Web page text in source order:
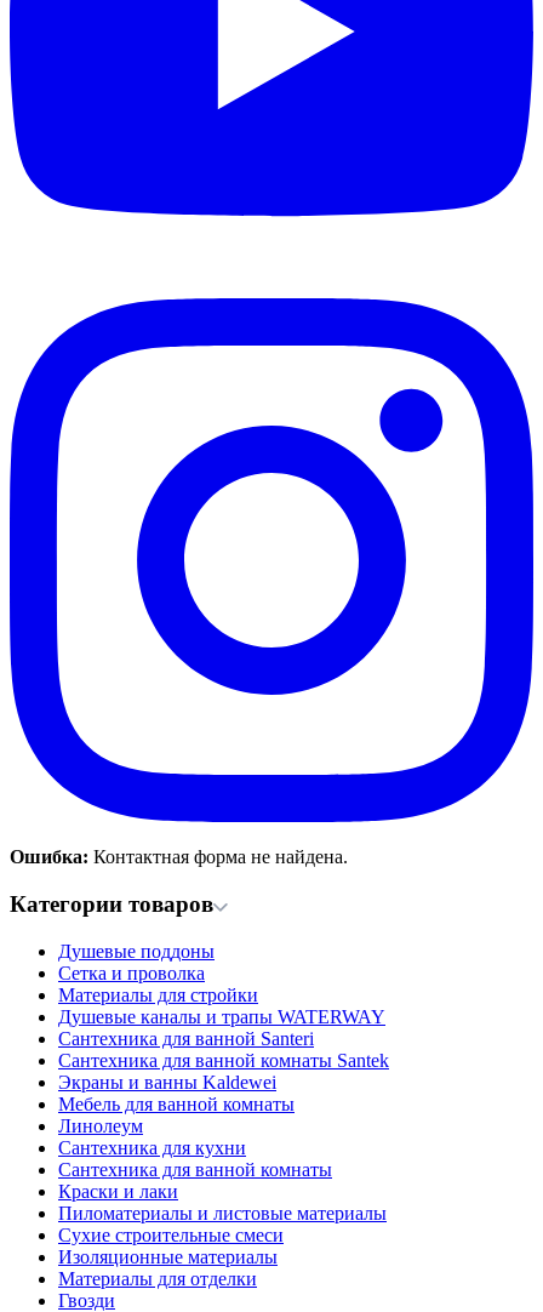
Ошибка: Контактная форма не найдена.
Категории товаров
Душевые поддоны
Сетка и проволка
Материалы для стройки
Душевые каналы и трапы WATERWAY
Сантехника для ванной Santeri
Сантехника для ванной комнаты Santek
Экраны и ванны Kaldewei
Мебель для ванной комнаты
Линолеум
Сантехника для кухни
Сантехника для ванной комнаты
Краски и лаки
Пиломатериалы и листовые материалы
Сухие строительные смеси
Изоляционные материалы
Материалы для отделки
Гвозди